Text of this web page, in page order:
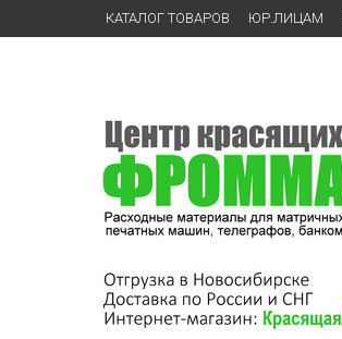
КАТАЛОГ ТОВАРОВ ЮР.ЛИЦАМ